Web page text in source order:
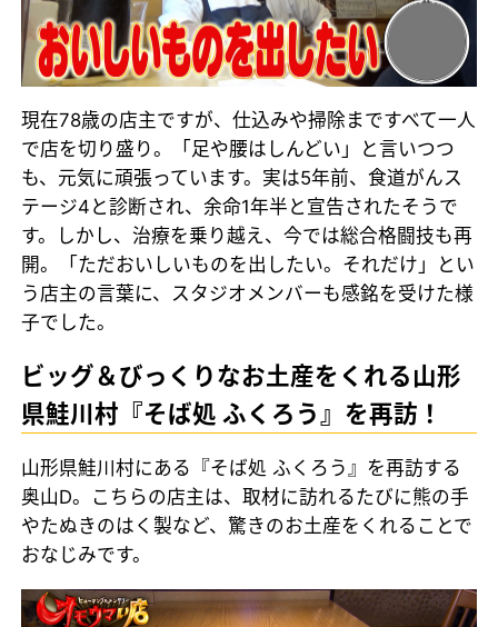
現在78歳の店主ですが、仕込みや掃除まですべて一人
で店を切り盛り。「足や腰はしんどい」と言いつつ
も、元気に頑張っています。実は5年前、食道がんス
テージ4と診断され、余命1年半と宣告されたそうで
す。しかし、治療を乗り越え、今では総合格闘技も再
開。「ただおいしいものを出したい。それだけ」とい
う店主の言葉に、スタジオメンバーも感銘を受けた様
子でした。
ビッグ＆びっくりなお土産をくれる山形
県鮭川村『そば処 ふくろう』を再訪！
山形県鮭川村にある『そば処 ふくろう』を再訪する
奥山D。こちらの店主は、取材に訪れるたびに熊の手
やたぬきのはく製など、驚きのお土産をくれることで
おなじみです。